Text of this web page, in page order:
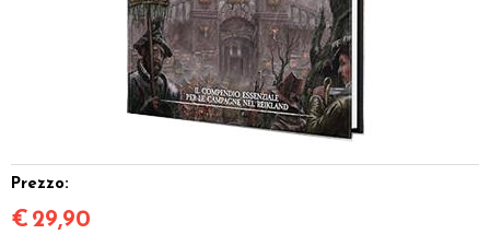
Giocattoli e Gadget
Offerte del Dragone
Prezzo:
€ 29,90